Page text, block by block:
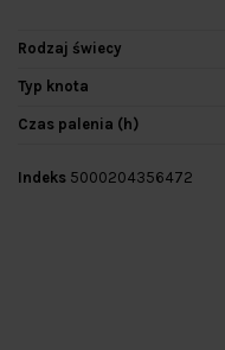
Rodzaj świecy
Typ knota
Czas palenia (h)
Indeks 5000204356472